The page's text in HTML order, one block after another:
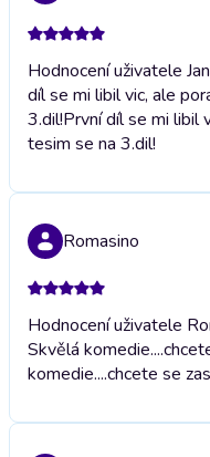
Hodnocení uživatele
díl se mi libil vic, ale
3.dil!První díl se mi libil
tesim se na 3.dil!
Romasino
Hodnocení uživatele
Skvělá
komedie....chcete se